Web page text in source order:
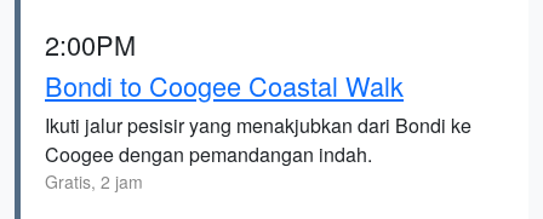
2:00PM
Bondi to Coogee Coastal Walk
Ikuti jalur pesisir yang menakjubkan dari Bondi ke
Coogee dengan pemandangan indah.
Gratis, 2 jam